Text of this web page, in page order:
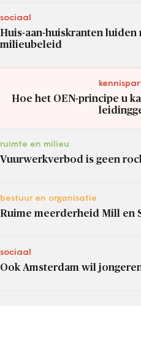
sociaal
Huis-aan-huiskranten
milieubeleid
Hoe het OEN-principe u
ruimte en milieu
Vuurwerkverbod is geen
bestuur en organisatie
Ruime meerderheid Mill en
sociaal
Ook Amsterdam wil